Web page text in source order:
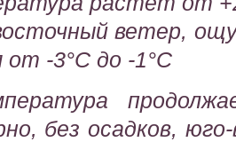
ветер,
от -3°C до -1°C
без осадков,